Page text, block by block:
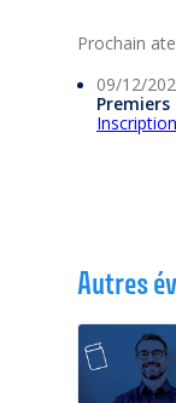
Prochain
09/12/
Inscription
Autres